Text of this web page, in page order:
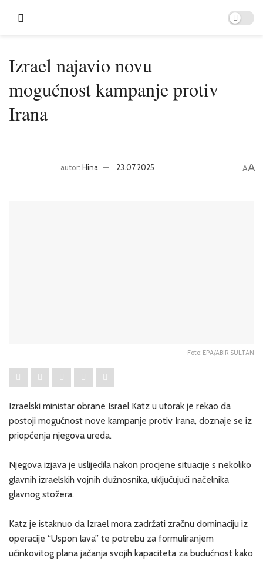
Izrael najavio novu
mogućnost kampanje protiv
Irana
autor: Hina 23.07.2025 AA
Foto: EPA/ABIR SULTAN
Izraelski ministar obrane Israel Katz u utorak je rekao da
postoji mogućnost nove kampanje protiv Irana, doznaje se iz
priopćenja njegova ureda.
Njegova izjava je uslijedila nakon procjene situacije s nekoliko
glavnih izraelskih vojnih dužnosnika, uključujući načelnika
glavnog stožera.
Katz je istaknuo da Izrael mora zadržati zračnu dominaciju iz
operacije “Uspon lava” te potrebu za formuliranjem
učinkovitog plana jačanja svojih kapaciteta za budućnost kako